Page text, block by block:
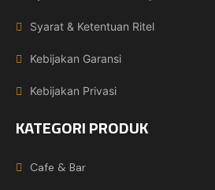
Syarat & Ketentuan Ritel
Kebijakan Garansi
Kebijakan Privasi
KATEGORI PRODUK
Cafe & Bar